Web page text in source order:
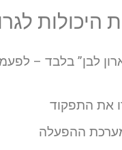
היכולות
לבן” בלבד –
את התפקוד
מערכת ההפעלה